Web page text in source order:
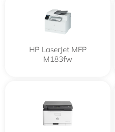
HP LaserJet MFP
M183fw